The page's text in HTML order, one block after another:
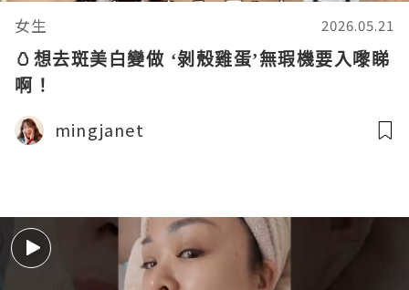
女生 2026.05.21
🥚想去斑美白變做 ‘剝殼雞蛋’無瑕機要入嚟睇
啊！
mingjanet